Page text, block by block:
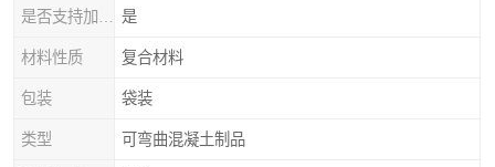
是
材料性质 复合材料
包装 袋装
类型 可弯曲混凝土制品